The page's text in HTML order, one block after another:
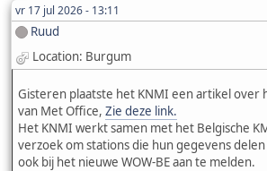
vr 17 jul 2026 - 13:11
Ruud
Location: Burgum
Gisteren plaatste het KNMI een artikel over
van Met Office, Zie deze link.
Het KNMI werkt samen met het Belgische
verzoek om stations die hun gegevens
ook bij het nieuwe WOW-BE aan te melden.